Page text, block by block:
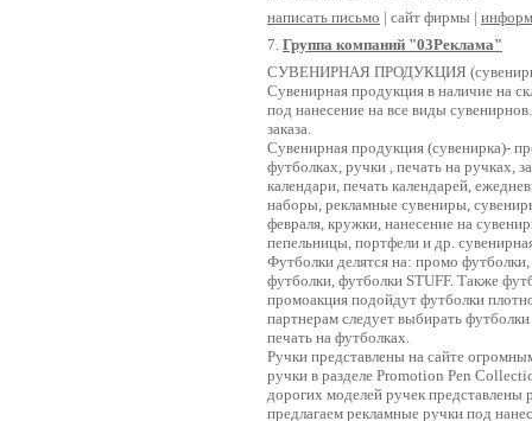
написать письмо | сайт фирмы |
7. Группа компаний "03Реклама"
CУВЕНИРНАЯ ПРОДУКЦИЯ
Сувенирная продукция в наличие на
под нанесение на все виды
заказа.
Сувенирная продукция (сувенирка)-
футболках, ручки , печать на ручках,
календари, печать календарей,
наборы, рекламные сувениры,
февраля, кружки, нанесение на
пепельницы, портфели и др.
Футболки делятся на: промо
футболки, футболки STUFF. Также
промоакция подойдут футболки
партнерам следует выбирать
печать на футболках.
Ручки представлены на сайте
ручки в разделе Promotion Pen
дорогих моделей ручек
предлагаем рекламные ручки под